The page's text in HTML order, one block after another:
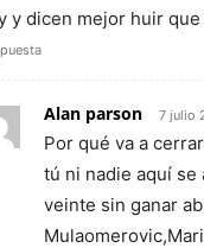
y dicen mejor huir
Alan parson 7 julio
Por qué va a
tú ni nadie aquí se
veinte sin ganar